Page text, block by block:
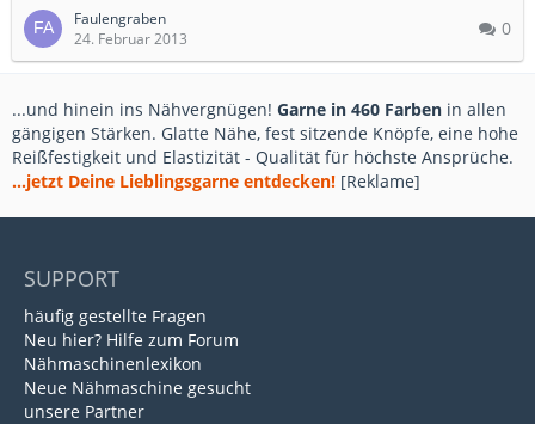
Faulengraben
24. Februar 2013
0
...und hinein ins Nähvergnügen! Garne in 460 Farben in allen
gängigen Stärken. Glatte Nähe, fest sitzende Knöpfe, eine hohe
Reißfestigkeit und Elastizität - Qualität für höchste Ansprüche.
...jetzt Deine Lieblingsgarne entdecken! [Reklame]
SUPPORT
häufig gestellte Fragen
Neu hier? Hilfe zum Forum
Nähmaschinenlexikon
Neue Nähmaschine gesucht
unsere Partner